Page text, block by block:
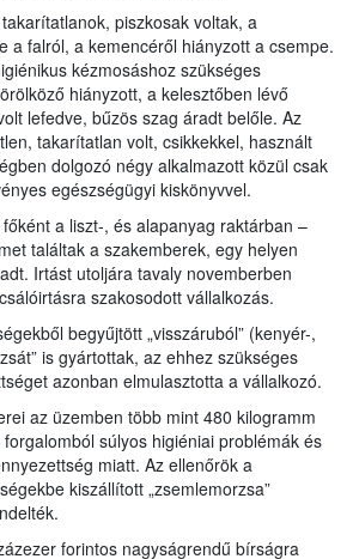
piszkosak voltak, a
a falról, a kemencéről hiányzott a csempe.
kézmosáshoz szükséges
hiányzott, a kelesztőben lévő
lefedve, bűzös szag áradt belőle. Az
takarítatlan volt, csikkekkel, használt
dolgozó négy alkalmazott közül csak
egészségügyi kiskönyvvel.
a liszt-, és alapanyag raktárban –
találtak a szakemberek, egy helyen
Irtást utoljára tavaly novemberben
szakosodott vállalkozás.
begyűjtött „visszáruból” (kenyér-,
is gyártottak, az ehhez szükséges
azonban elmulasztotta a vállalkozó.
az üzemben több mint 480 kilogramm
súlyos higiéniai problémák és
miatt. Az ellenőrök a
kiszállított „zsemlemorzsa”
forintos nagyságrendű bírságra